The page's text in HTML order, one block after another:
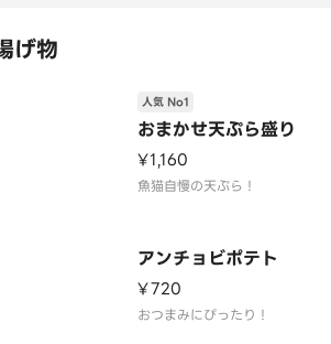
げ物
おまかせ天ぷら盛り
人気 No1
¥1,160
魚猫自慢の天ぷら！
アンチョビポテト
¥720
おつまみにぴったり！